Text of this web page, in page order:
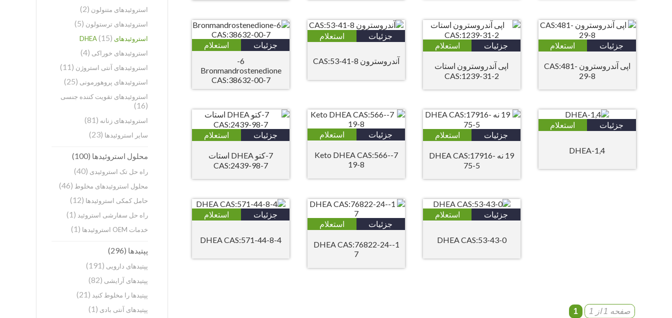
جزئیات
استعلام
6-
Bronmandrostenedione
CAS:38632-00-7
جزئیات استعلام
آندروسترون CAS:53-41-8
جزئیات استعلام
اپی آندروسترون استات
CAS:1239-31-2
جزئیات استعلام
اپی آندروسترون CAS:481-
29-8
جزئیات استعلام
7-کتو DHEA استات
CAS:2439-98-7
جزئیات استعلام
7-Keto DHEA CAS:566-
19-8
جزئیات استعلام
19 نه DHEA CAS:17916-
75-5
جزئیات استعلام
1,4-DHEA
جزئیات استعلام
4-DHEA CAS:571-44-8
جزئیات استعلام
1-DHEA CAS:76822-24-
7
جزئیات استعلام
DHEA CAS:53-43-0
صفحه 1 از 1 1
استروئیدهای متنولون (2)
استروئیدهای ترستولون (5)
استروئیدهای DHEA (15)
استروئیدهای خوراکی (4)
استروئیدهای آنتی استروژن (11)
استروئیدهای پروهورمونی (25)
استروئیدهای تقویت کننده جنسی
(16)
استروئیدهای زنانه (81)
سایر استروئیدها (23)
محلول استروئیدها (100)
راه حل تک استروئیدی (40)
محلول استروئیدهای مخلوط (46)
حامل کمکی استروئیدها (12)
راه حل سفارشی استروئید (1)
خدمات OEM استروئیدها (1)
پپتیدها (296)
پپتیدهای دارویی (191)
پپتیدهای آرایشی (82)
پپتیدها را مخلوط کنید (21)
پپتیدهای آنتی بادی (1)